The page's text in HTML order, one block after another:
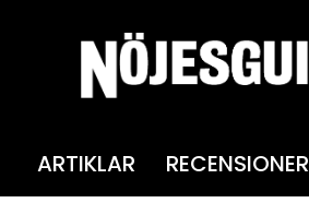
ARTIKLAR RECENSIONER